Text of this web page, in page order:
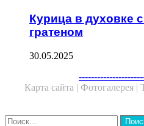
Курица в духовке
гратеном
30.05.2025
Карта сайта | Фотогалерея |
Close
Найти: